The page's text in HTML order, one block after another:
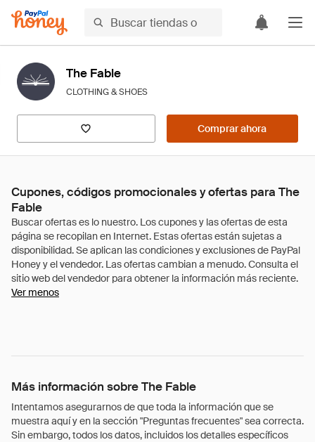
The Fable
CLOTHING & SHOES
Comprar ahora
Cupones, códigos promocionales y ofertas para The
Fable
Ver menos
Más información sobre The Fable
Intentamos asegurarnos de que toda la información que se
muestra aquí y en la sección "Preguntas frecuentes" sea correcta.
Sin embargo, todos los datos, incluidos los detalles específicos